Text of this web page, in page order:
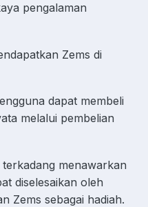
pengalaman
Zems di
dapat membeli
melalui pembelian
terkadang menawarkan
diselesaikan oleh
Zems sebagai hadiah.